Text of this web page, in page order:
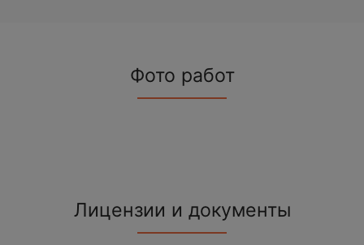
Фото работ
Лицензии и документы